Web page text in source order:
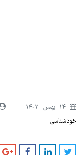
14 بهمن 1402
خودشناسی